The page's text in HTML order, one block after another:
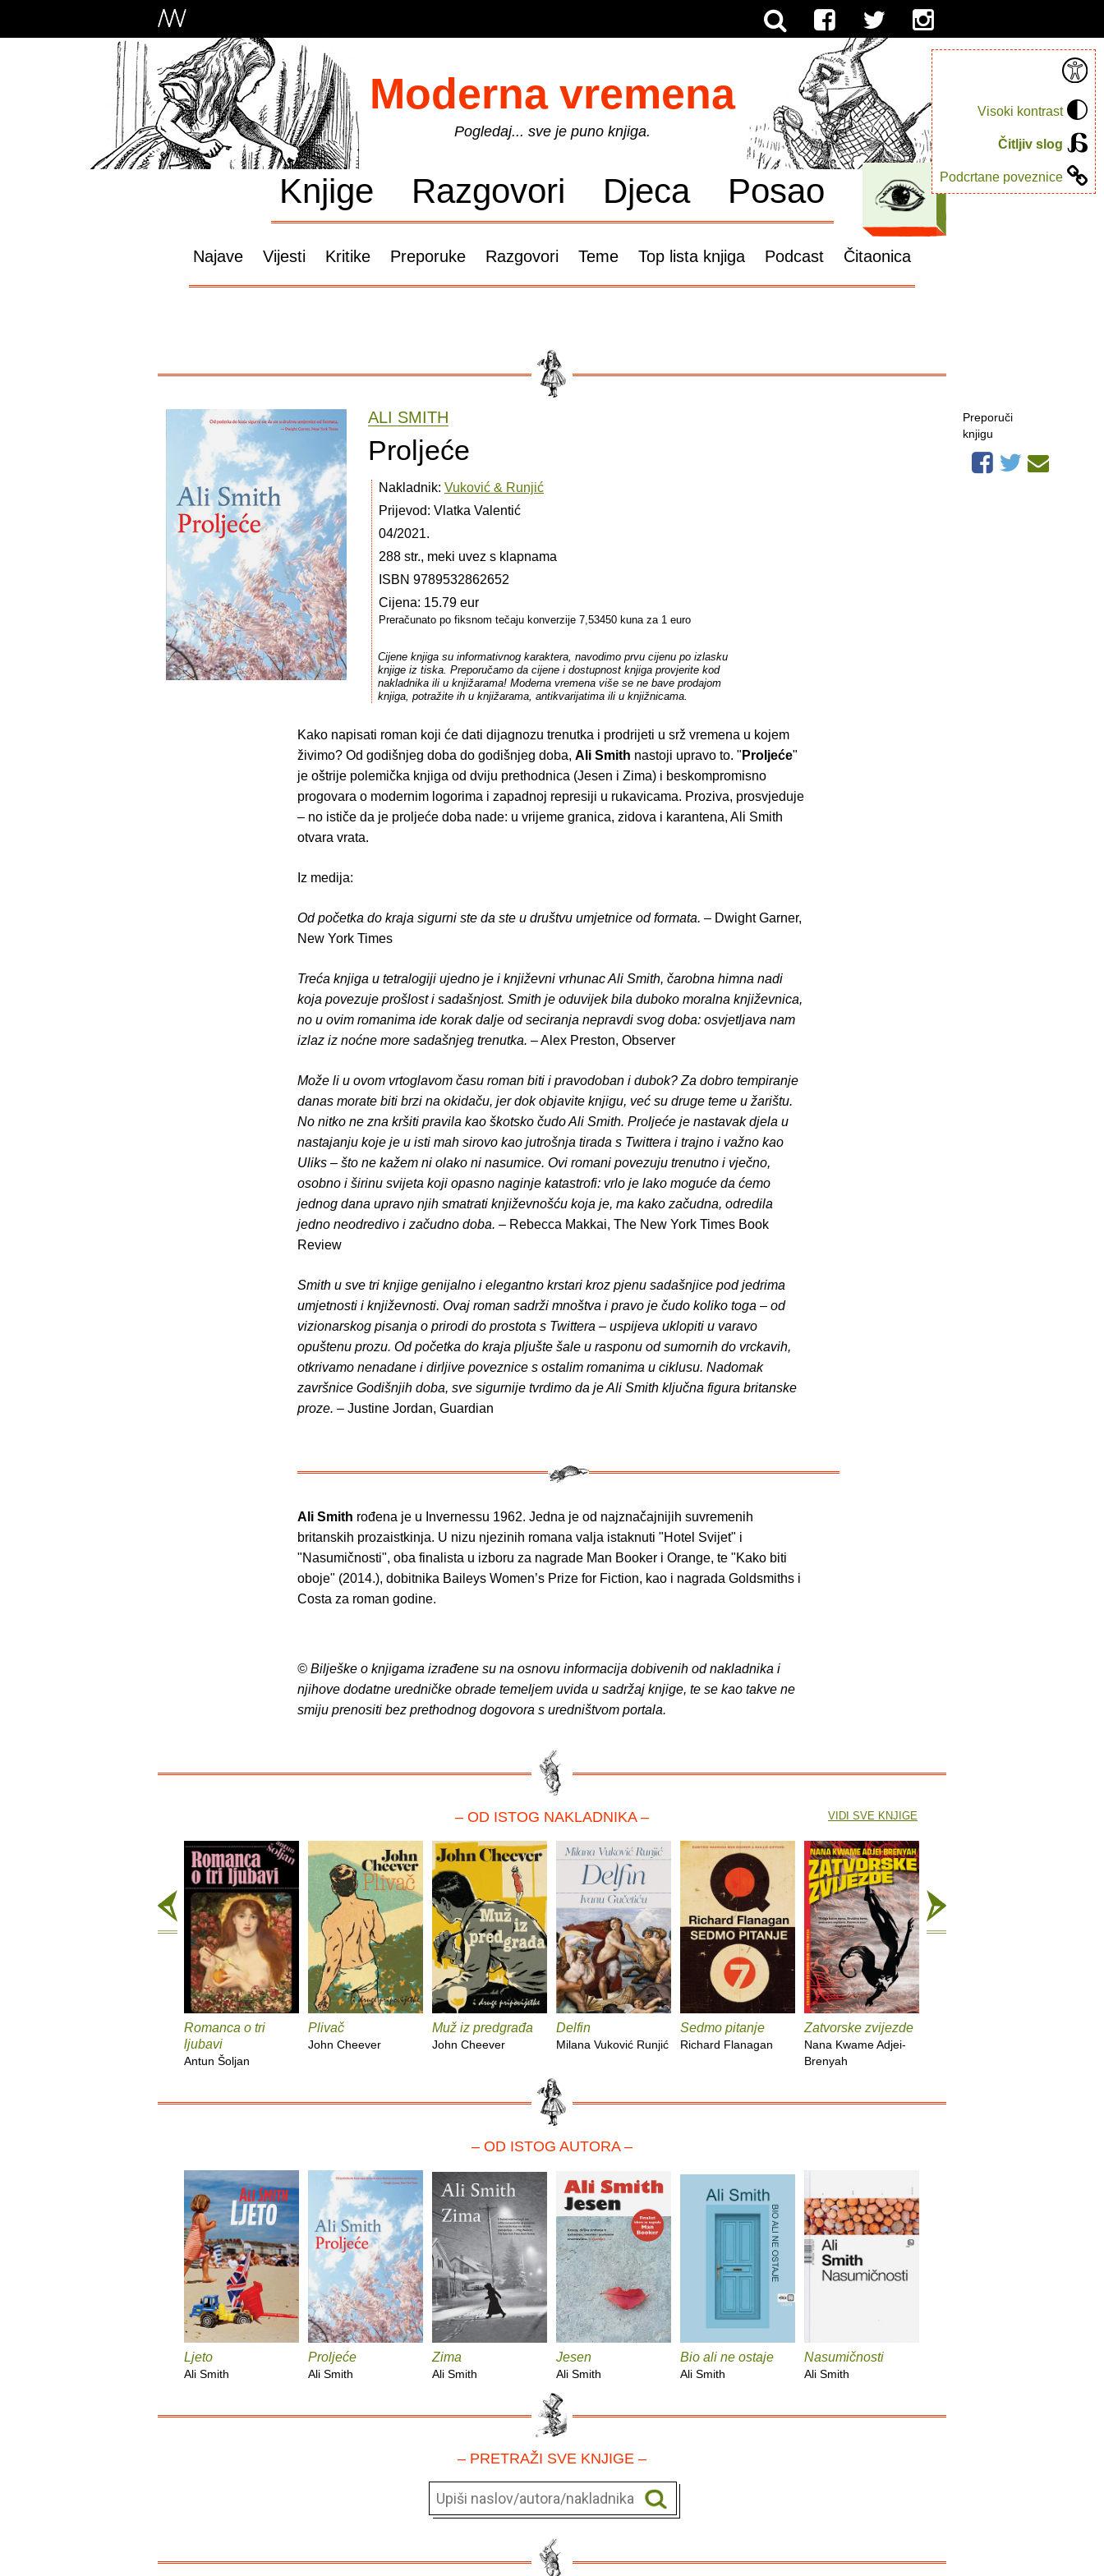
Visoki kontrast
Čitljiv slog
Podcrtane poveznice
Moderna vremena
Pogledaj... sve je puno knjiga.
Knjige Razgovori Djeca Posao
Najave Vijesti Kritike Preporuke Razgovori Teme Top lista knjiga Podcast Čitaonica
ALI SMITH
Proljeće
Nakladnik: Vuković & Runjić
Prijevod: Vlatka Valentić
04/2021.
288 str., meki uvez s klapnama
ISBN 9789532862652
Cijena: 15.79 eur
Preračunato po fiksnom tečaju konverzije 7,53450 kuna za 1 euro
Cijene knjiga su informativnog karaktera, navodimo prvu cijenu po izlasku
knjige iz tiska. Preporučamo da cijene i dostupnost knjiga provjerite kod
nakladnika ili u knjižarama! Moderna vremena više se ne bave prodajom
knjiga, potražite ih u knjižarama, antikvarijatima ili u knjižnicama.
Kako napisati roman koji će dati dijagnozu trenutka i prodrijeti u srž vremena u kojem
živimo? Od godišnjeg doba do godišnjeg doba, Ali Smith nastoji upravo to. " Proljeće"
je oštrije polemička knjiga od dviju prethodnica (Jesen i Zima) i beskompromisno
progovara o modernim logorima i zapadnoj represiji u rukavicama. Proziva, prosvjeduje
– no ističe da je proljeće doba nade: u vrijeme granica, zidova i karantena, Ali Smith
otvara vrata.
Iz medija:
Od početka do kraja sigurni ste da ste u društvu umjetnice od formata. – Dwight Garner,
New York Times
Treća knjiga u tetralogiji ujedno je i književni vrhunac Ali Smith, čarobna himna nadi
koja povezuje prošlost i sadašnjost. Smith je oduvijek bila duboko moralna književnica,
no u ovim romanima ide korak dalje od seciranja nepravdi svog doba: osvjetljava nam
izlaz iz noćne more sadašnjeg trenutka. – Alex Preston, Observer
Može li u ovom vrtoglavom času roman biti i pravodoban i dubok? Za dobro tempiranje
danas morate biti brzi na okidaču, jer dok objavite knjigu, već su druge teme u žarištu.
No nitko ne zna kršiti pravila kao škotsko čudo Ali Smith. Proljeće je nastavak djela u
nastajanju koje je u isti mah sirovo kao jutrošnja tirada s Twittera i trajno i važno kao
Uliks – što ne kažem ni olako ni nasumice. Ovi romani povezuju trenutno i vječno,
osobno i širinu svijeta koji opasno naginje katastrofi: vrlo je lako moguće da ćemo
jednog dana upravo njih smatrati književnošću koja je, ma kako začudna, odredila
jedno neodredivo i začudno doba. – Rebecca Makkai, The New York Times Book
Review
Smith u sve tri knjige genijalno i elegantno krstari kroz pjenu sadašnjice pod jedrima
umjetnosti i književnosti. Ovaj roman sadrži mnoštva i pravo je čudo koliko toga – od
vizionarskog pisanja o prirodi do prostota s Twittera – uspijeva uklopiti u varavo
opuštenu prozu. Od početka do kraja pljušte šale u rasponu od sumornih do vrckavih,
otkrivamo nenadane i dirljive poveznice s ostalim romanima u ciklusu. Nadomak
završnice Godišnjih doba, sve sigurnije tvrdimo da je Ali Smith ključna figura britanske
proze. – Justine Jordan, Guardian
Ali Smith rođena je u Invernessu 1962. Jedna je od najznačajnijih suvremenih
britanskih prozaistkinja. U nizu njezinih romana valja istaknuti "Hotel Svijet" i
"Nasumičnosti", oba finalista u izboru za nagrade Man Booker i Orange, te "Kako biti
oboje" (2014.), dobitnika Baileys Women’s Prize for Fiction, kao i nagrada Goldsmiths i
Costa za roman godine.
© Bilješke o knjigama izrađene su na osnovu informacija dobivenih od nakladnika i
njihove dodatne uredničke obrade temeljem uvida u sadržaj knjige, te se kao takve ne
smiju prenositi bez prethodnog dogovora s uredništvom portala.
Preporuči
knjigu
– OD ISTOG NAKLADNIKA –
Romanca o tri
ljubavi
Antun Šoljan
Plivač
John Cheever
Muž iz predgrađa
John Cheever
Delfin
Milana Vuković Runjić
Sedmo pitanje
Richard Flanagan
Zatvorske zvijezde
Nana Kwame Adjei-
Brenyah
VIDI SVE KNJIGE
– OD ISTOG AUTORA –
Ljeto
Ali Smith
Proljeće
Ali Smith
Zima
Ali Smith
Jesen
Ali Smith
Bio ali ne ostaje
Ali Smith
Nasumičnosti
Ali Smith
– PRETRAŽI SVE KNJIGE –